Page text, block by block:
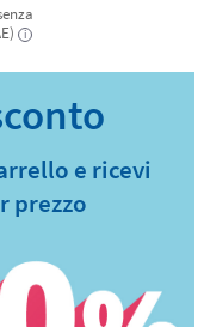
i
e ricevi
prezzo